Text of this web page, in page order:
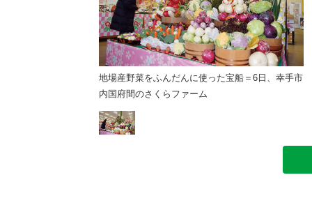
地場産野菜をふんだんに使った宝船＝6日、幸手市
内国府間のさくらファーム